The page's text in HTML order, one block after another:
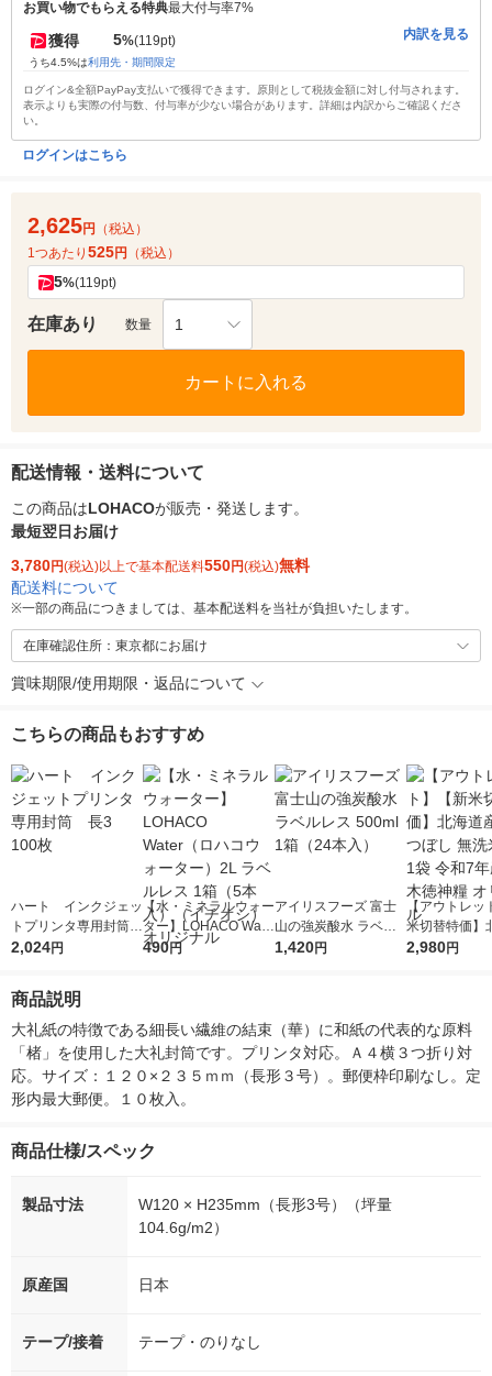
お買い物でもらえる特典最大付与率7%
獲得 5%(119pt)
うち4.5%は利用先・期間限定
内訳を見る
ログイン&全額PayPay支払いで獲得できます。原則として税抜金額に対し付与されます。
表示よりも実際の付与数、付与率が少ない場合があります。詳細は内訳からご確認くださ
い。
ログインはこちら
2,625円
（税込）
1つあたり 525円 （税込）
5%(119pt)
在庫あり 数量 1
カートに入れる
配送情報・送料について
この商品はLOHACOが販売・発送します。
最短翌日お届け
3,780円(税込)以上で基本配送料550円(税込)無料
配送料について
※一部の商品につきましては、基本配送料を当社が負担いたします。
在庫確認住所：東京都にお届け
賞味期限/使用期限・返品について
こちらの商品もおすすめ
ハート インクジェッ
トプリンタ専用封筒
長3 100枚
2,024円
【水・ミネラルウォー
ター】LOHACO Wate
r（ロハコウォータ
490円
アイリスフーズ 富士
山の強炭酸水 ラベル
レス 500ml 1箱（24
1,420円
【アウトレッ
米切替特価】
ななつぼし 無
2,980円
商品説明
大礼紙の特徴である細長い繊維の結束（華）に和紙の代表的な原料
「楮」を使用した大礼封筒です。プリンタ対応。Ａ４横３つ折り対
応。サイズ：１２０×２３５ｍｍ（長形３号）。郵便枠印刷なし。定
形内最大郵便。１０枚入。
商品仕様/スペック
製品寸法
W120 × H235mm（長形3号）（坪量
104.6g/m2）
原産国 日本
テープ/接着 テープ・のりなし